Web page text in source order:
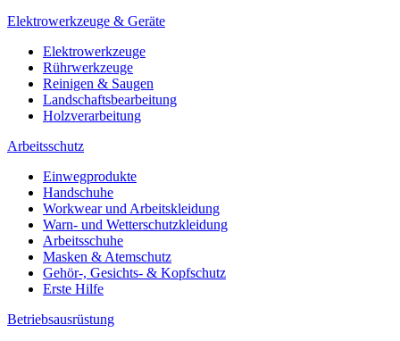
Elektrowerkzeuge & Geräte
Elektrowerkzeuge
Rührwerkzeuge
Reinigen & Saugen
Landschaftsbearbeitung
Holzverarbeitung
Arbeitsschutz
Einwegprodukte
Handschuhe
Workwear und Arbeitskleidung
Warn- und Wetterschutzkleidung
Arbeitsschuhe
Masken & Atemschutz
Gehör-, Gesichts- & Kopfschutz
Erste Hilfe
Betriebsausrüstung